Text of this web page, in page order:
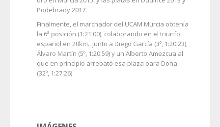
Podebrady 2017.
Finalmente, el marchador del UCAM Murcia obtenía
la 6ª posición (1:21:00), colaborando en el triunfo
español en 20km., junto a Diego García (3º, 1:20:23),
Álvaro Martín (5º, 1:20:59) y un Alberto Amezcua al
que en principio arrebató esa plaza para Doha
(32º, 1:27:26).